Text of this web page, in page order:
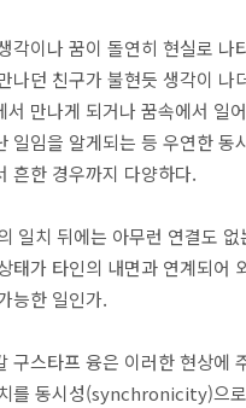
각이나 꿈이 돌연히 현실로 나
나던 친구가 불현듯 생각이 나
서 만나게 되거나 꿈속에서 일
일임을 알게되는 등 우연한 동
흔한 경우까지 다양하다.
일치 뒤에는 아무런 연결도 없
태가 타인의 내면과 연계되어
능한 일인가.
구스타프 융은 이러한 현상에
를 동시성(synchronicity)으